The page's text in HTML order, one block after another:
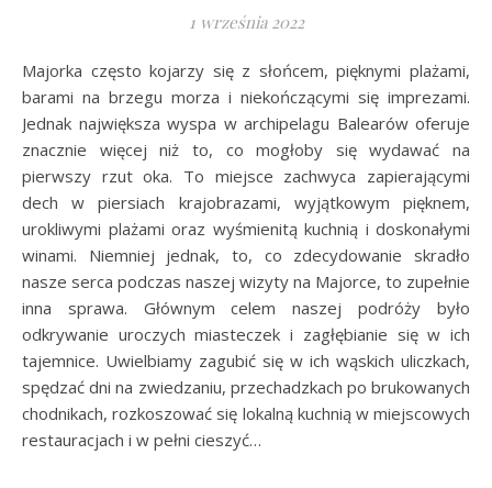
1 września 2022
Majorka często kojarzy się z słońcem, pięknymi plażami,
barami na brzegu morza i niekończącymi się imprezami.
Jednak największa wyspa w archipelagu Balearów oferuje
znacznie więcej niż to, co mogłoby się wydawać na
pierwszy rzut oka. To miejsce zachwyca zapierającymi
dech w piersiach krajobrazami, wyjątkowym pięknem,
urokliwymi plażami oraz wyśmienitą kuchnią i doskonałymi
winami. Niemniej jednak, to, co zdecydowanie skradło
nasze serca podczas naszej wizyty na Majorce, to zupełnie
inna sprawa. Głównym celem naszej podróży było
odkrywanie uroczych miasteczek i zagłębianie się w ich
tajemnice. Uwielbiamy zagubić się w ich wąskich uliczkach,
spędzać dni na zwiedzaniu, przechadzkach po brukowanych
chodnikach, rozkoszować się lokalną kuchnią w miejscowych
restauracjach i w pełni cieszyć…